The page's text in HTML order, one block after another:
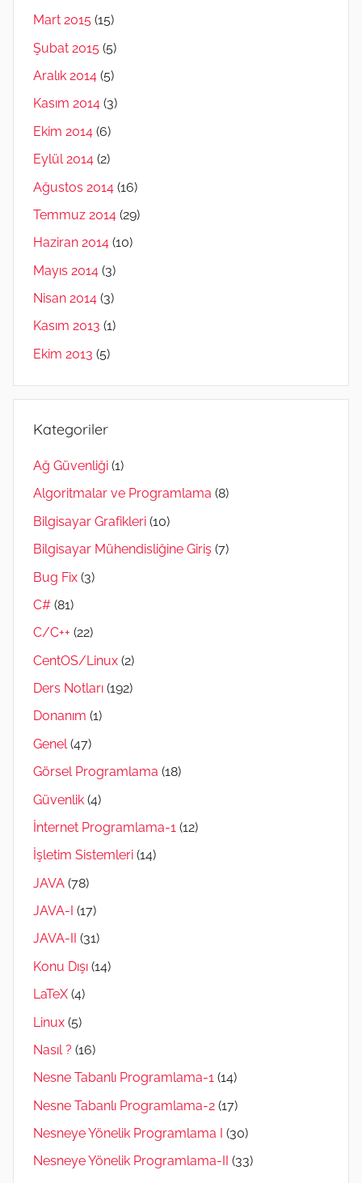
Mart 2015 (15)
Şubat 2015 (5)
Aralık 2014 (5)
Kasım 2014 (3)
Ekim 2014 (6)
Eylül 2014 (2)
Ağustos 2014 (16)
Temmuz 2014 (29)
Haziran 2014 (10)
Mayıs 2014 (3)
Nisan 2014 (3)
Kasım 2013 (1)
Ekim 2013 (5)
Kategoriler
Ağ Güvenliği (1)
Algoritmalar ve Programlama (8)
Bilgisayar Grafikleri (10)
Bilgisayar Mühendisliğine Giriş (7)
Bug Fix (3)
C# (81)
C/C++ (22)
CentOS/Linux (2)
Ders Notları (192)
Donanım (1)
Genel (47)
Görsel Programlama (18)
Güvenlik (4)
İnternet Programlama-1 (12)
İşletim Sistemleri (14)
JAVA (78)
JAVA-I (17)
JAVA-II
(31)
Konu Dışı (14)
LaTeX (4)
Linux (5)
Nasıl ? (16)
Nesne Tabanlı Programlama-1 (14)
Nesne Tabanlı Programlama-2 (17)
Nesneye Yönelik Programlama I (30)
Nesneye Yönelik Programlama-II
(33)